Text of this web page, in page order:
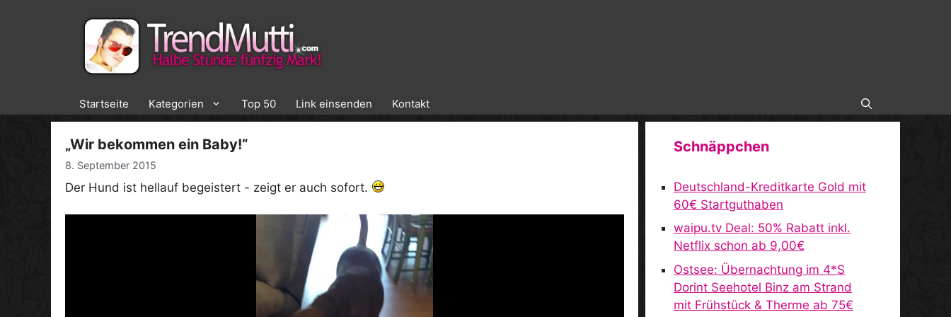
Startseite Kategorien Top 50 Link einsenden Kontakt
„Wir bekommen ein Baby!“
8. September 2015
Der Hund ist hellauf begeistert - zeigt er auch sofort.
Schnäppchen
Deutschland-Kreditkarte Gold mit
60€ Startguthaben
waipu.tv Deal: 50% Rabatt inkl.
Netflix schon ab 9,00€
Ostsee: Übernachtung im 4*S
Dorint Seehotel Binz am Strand
mit Frühstück & Therme ab 75€